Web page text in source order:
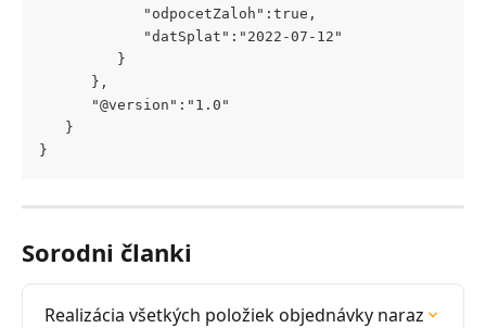
            "odpocetZaloh":true,
            "datSplat":"2022-07-12"
         }
      },
      "@version":"1.0"
   }
}
Sorodni članki
Realizácia všetkých položiek objednávky naraz